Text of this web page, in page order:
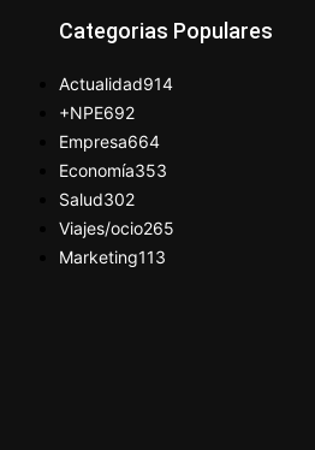
Categorias Populares
Actualidad914
+NPE692
Empresa664
Economía353
Salud302
Viajes/ocio265
Marketing113